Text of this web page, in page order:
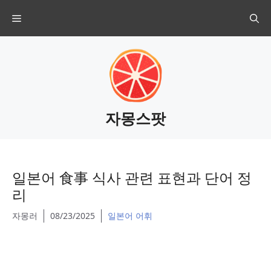
content
Menu
자몽스팟
일본어 食事 식사 관련 표현과 단어 정
리
자몽러 08/23/2025 일본어 어휘